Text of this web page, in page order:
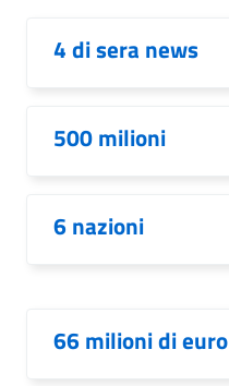
4 di sera news
500 milioni
6 nazioni
66 milioni di euro